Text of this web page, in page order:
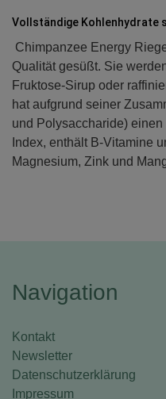
Vollständige Kohlenhydrate
Chimpanzee Energy
Qualität gesüßt. Sie
Fruktose-Sirup oder
hat aufgrund seiner
und Polysaccharide)
Index, enthält B-Vitamine
Magnesium, Zink und
Navigation
Kontakt
Newsletter
Datenschutzerklärung
Impressum